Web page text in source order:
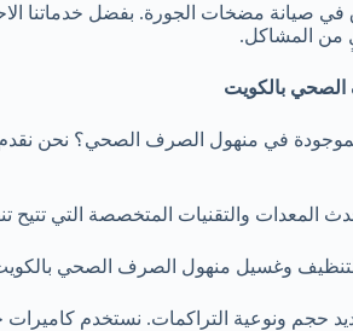
صيانة مضخات الجورة. بفضل خدماتنا
المشاكل.
بالكويت
في منهول الصرف الصحي؟ نحن
المعدات والتقنيات المتخصصة التي
لتنظيف وغسيل منهول الصرف الصحي
حجم ونوعية التراكمات. نستخدم